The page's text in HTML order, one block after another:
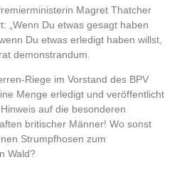
Magret Thatcher
„Wenn Du etwas gesagt haben
Du etwas erledigt haben willst,
demonstrandum.
Riege im Vorstand des BPV
Menge erledigt und veröffentlicht
auf die besonderen
britischer Männer! Wo sonst
Strumpfhosen zum
Wald?